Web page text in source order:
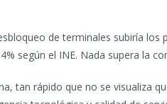
de terminales subiría
según el INE. Nada supera la
tan rápido que no se visualiza